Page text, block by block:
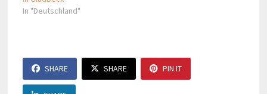
In "Deutschland"
SHARE SHARE PIN IT